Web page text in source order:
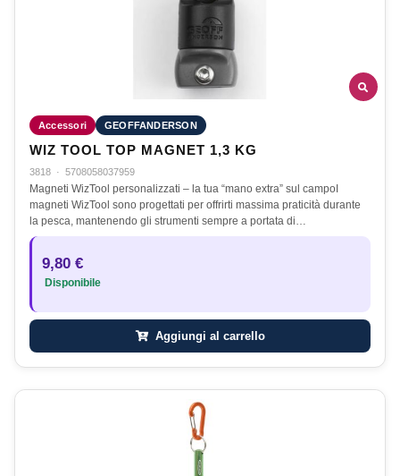
Accessori GEOFFANDERSON
WIZ TOOL TOP MAGNET 1,3 KG
3818 · 5708058037959
Magneti WizTool personalizzati – la tua “mano extra” sul campoI
magneti WizTool sono progettati per offrirti massima praticità durante
la pesca, mantenendo gli strumenti sempre a portata di…
9,80 €
Disponibile
Aggiungi al carrello